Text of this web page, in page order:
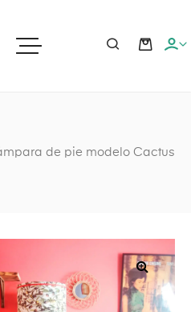
de pie modelo Cactus
🔍